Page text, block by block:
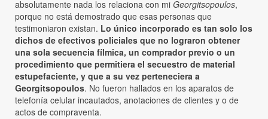
absolutamente nada los relaciona con mi Georgitsopoulos,
porque no está demostrado que esas personas que
testimoniaron existan. Lo único incorporado es tan solo los
dichos de efectivos policiales que no lograron obtener
una sola secuencia fílmica, un comprador previo o un
procedimiento que permitiera el secuestro de material
estupefaciente, y que a su vez perteneciera a
Georgitsopoulos. No fueron hallados en los aparatos de
telefonía celular incautados, anotaciones de clientes y o de
actos de compraventa.